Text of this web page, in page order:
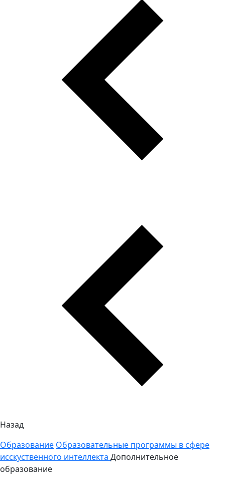
Назад
Образование Образовательные программы в сфере
исскуственного интеллекта Дополнительное
образование